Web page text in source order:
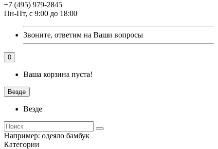
+7 (495) 979-2845
Пн-Пт, с 9:00 до 18:00
Звоните, ответим на Ваши вопросы
0
Ваша корзина пуста!
Везде
Везде
Например: одеяло бамбук
Категории